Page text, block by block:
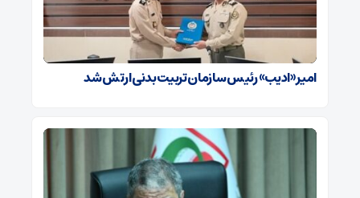
امیر «ادیب» رئیس سازمان تربیت بدنی ارتش شد